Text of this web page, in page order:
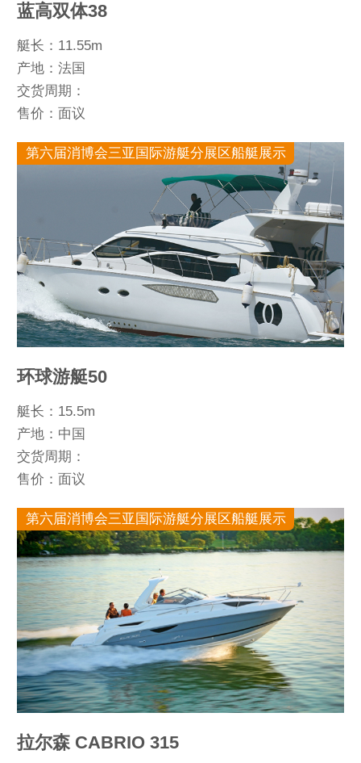
蓝高双体38
艇长：11.55m
产地：法国
交货周期：
售价：面议
第六届消博会三亚国际游艇分展区船艇展示
环球游艇50
艇长：15.5m
产地：中国
交货周期：
售价：面议
第六届消博会三亚国际游艇分展区船艇展示
拉尔森 CABRIO 315